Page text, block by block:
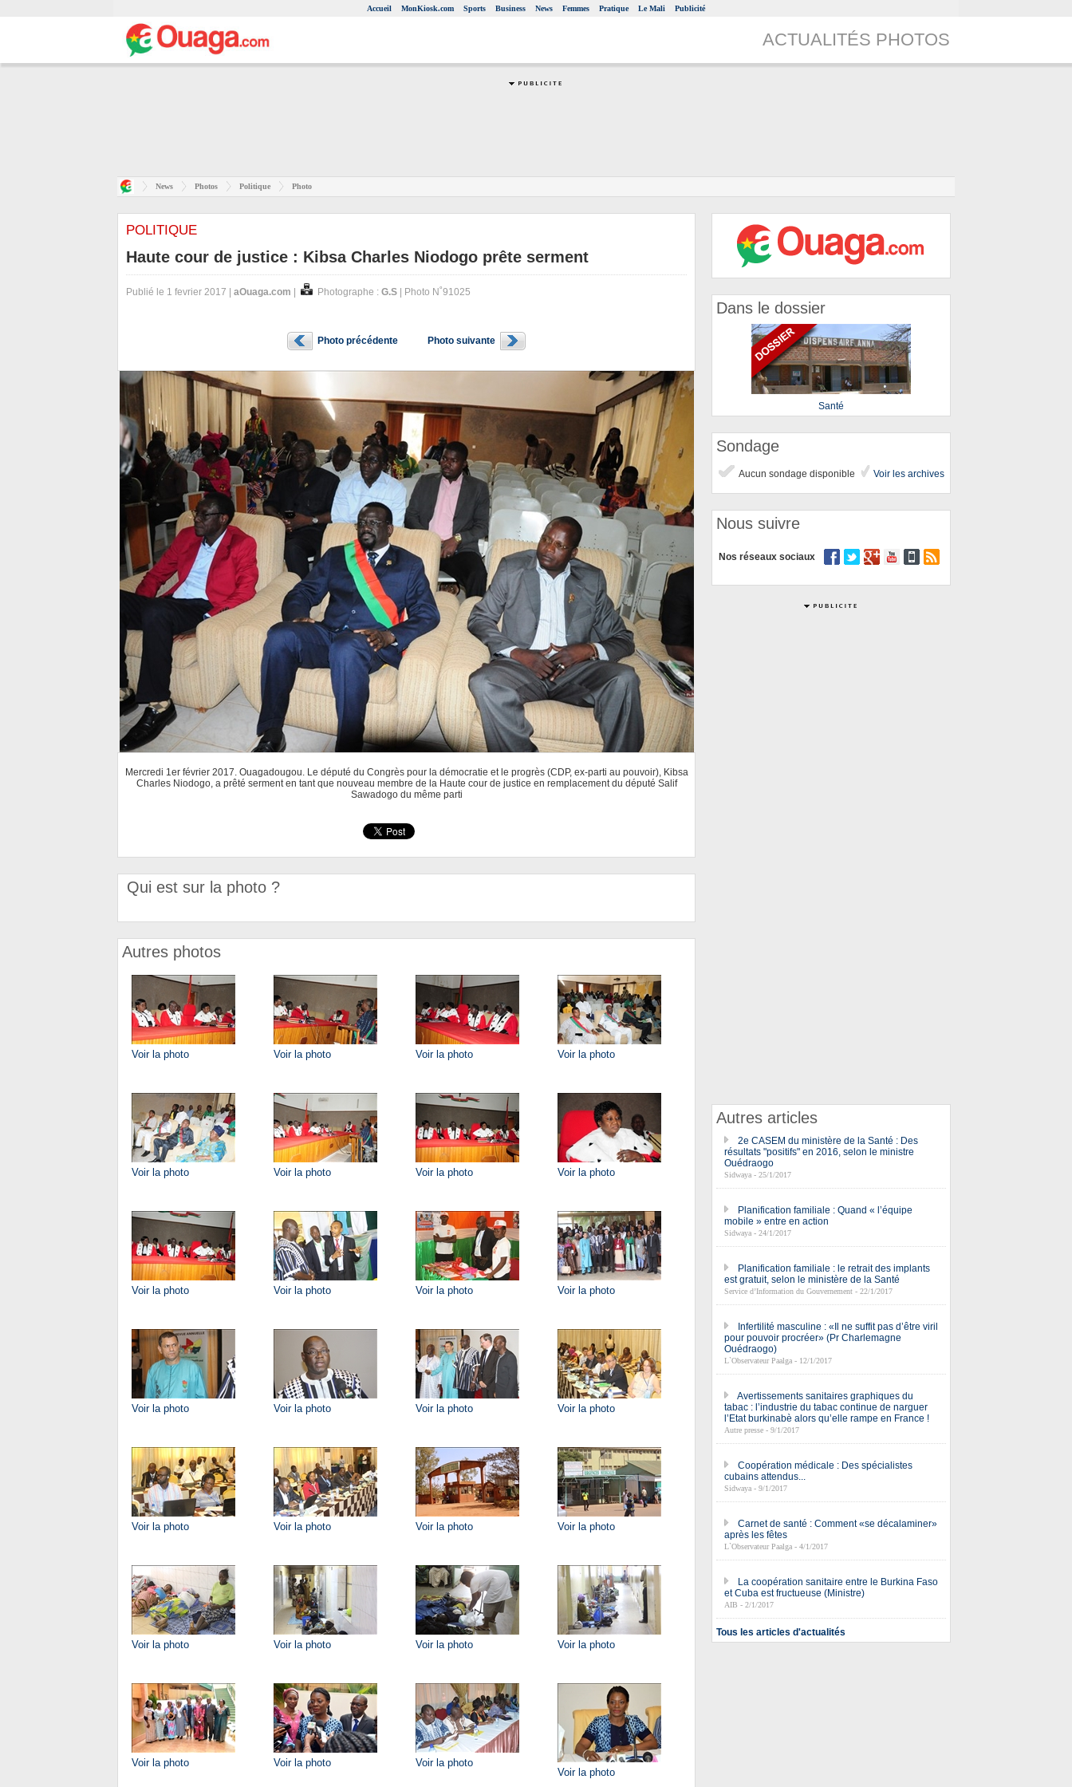
Accueil MonKiosk.com Sports Business News Femmes Pratique Le Mali Publicité
ACTUALITÉS PHOTOS
News Photos Politique Photo
POLITIQUE
Haute cour de justice : Kibsa Charles Niodogo prête serment
Publié le 1 fevrier 2017 | aOuaga.com Photographe : G.S | Photo N˚91025
Photo précédente Photo suivante
Mercredi 1er février 2017. Ouagadougou. Le député du Congrès pour la démocratie et le progrès (CDP, ex-parti au pouvoir), Kibsa
Charles Niodogo, a prêté serment en tant que nouveau membre de la Haute cour de justice en remplacement du député Salif
Sawadogo du même parti
Qui est sur la photo ?
Autres photos
Voir la photo Voir la photo Voir la photo Voir la photo
Voir la photo Voir la photo Voir la photo Voir la photo
Voir la photo Voir la photo Voir la photo Voir la photo
Voir la photo Voir la photo Voir la photo Voir la photo
Voir la photo Voir la photo Voir la photo Voir la photo
Voir la photo Voir la photo Voir la photo Voir la photo
Voir la photo Voir la photo
Voir la photo
Voir la photo
Dans le dossier
Santé
Sondage
Aucun sondage disponible Voir les archives
Nous suivre
Nos réseaux sociaux
Autres articles
2e CASEM du ministère de la Santé : Des
résultats "positifs" en 2016, selon le ministre
Ouédraogo
Sidwaya - 25/1/2017
Planification familiale : Quand « l’équipe
mobile » entre en action
Sidwaya - 24/1/2017
Planification familiale : le retrait des implants
est gratuit, selon le ministère de la Santé
Service d’Information du Gouvernement - 22/1/2017
Infertilité masculine : «Il ne suffit pas d’être viril
pour pouvoir procréer» (Pr Charlemagne
Ouédraogo)
L`Observateur Paalga - 12/1/2017
Avertissements sanitaires graphiques du
tabac : l’industrie du tabac continue de narguer
l’Etat burkinabè alors qu’elle rampe en France !
Autre presse - 9/1/2017
Coopération médicale : Des spécialistes
cubains attendus...
Sidwaya - 9/1/2017
Carnet de santé : Comment «se décalaminer»
après les fêtes
L`Observateur Paalga - 4/1/2017
La coopération sanitaire entre le Burkina Faso
et Cuba est fructueuse (Ministre)
AIB - 2/1/2017
Tous les articles d'actualités